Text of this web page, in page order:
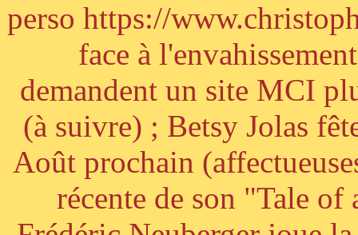
perso https://
face à
demandent un site MCI
(à suivre) ; Betsy Jolas
Août prochain
récente de son "Tale of